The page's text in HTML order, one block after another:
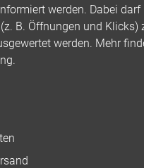
werden. Dabei darf
B. Öffnungen und Klicks)
werden. Mehr
.